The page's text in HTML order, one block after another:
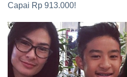
Capai Rp 913.000!